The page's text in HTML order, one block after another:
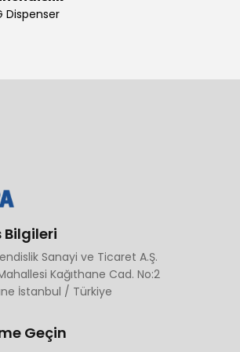
Dispenser
Bilgileri
Sanayi ve Ticaret A.Ş.
Kağıthane Cad. No:2
İstanbul / Türkiye
Geçin